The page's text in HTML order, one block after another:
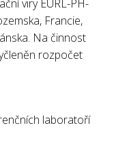
viry EURL-PH-
Francie,
Na činnost
rozpočet
laboratoří